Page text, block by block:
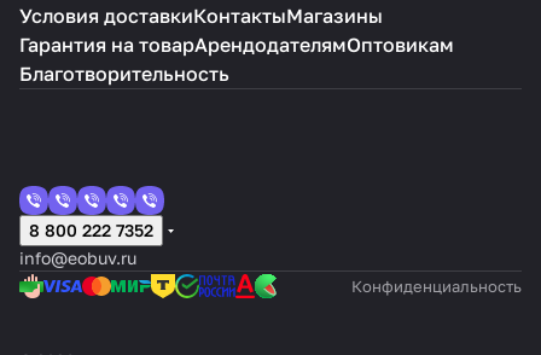
Условия доставкиКонтактыМагазины
Гарантия на товарАрендодателямОптовикам
Благотворительность
8 800 222 7352
info@eobuv.ru
Конфиденциальность